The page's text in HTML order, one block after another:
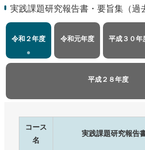
実践課題研究報告書・要旨集（過
令和２年度 令和元年度 平成３０年
平成２８年度
コース
名
実践課題研究報告